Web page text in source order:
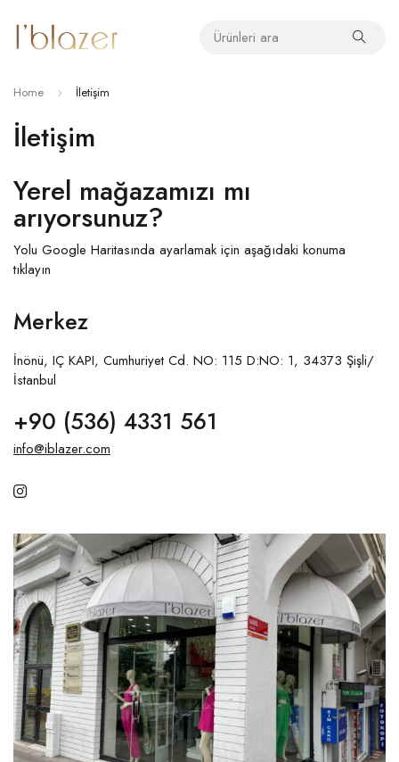
İletişim
Home İletişim
Yerel mağazamızı mı
arıyorsunuz?
Yolu Google Haritasında ayarlamak için aşağıdaki konuma
tıklayın
Merkez
İnönü, IÇ KAPI, Cumhuriyet Cd. NO: 115 D:NO: 1, 34373 Şişli/
İstanbul
+90 (536) 4331 561
info@iblazer.com